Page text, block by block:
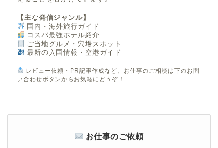
【主な発信ジャンル】
国内・海外旅行ガイド
コスパ最強ホテル紹介
ご当地グルメ・穴場スポット
最新の入国情報・空港ガイド
レビュー依頼・PR記事作成など、お仕事のご相談は下のお問
い合わせボタンからお気軽にどうぞ！
お仕事のご依頼